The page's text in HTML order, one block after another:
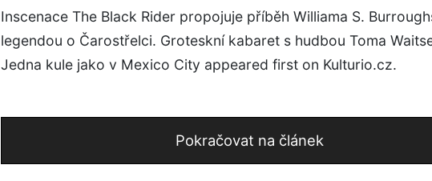
Inscenace The Black Rider propojuje příběh Williama S.
legendou o Čarostřelci. Groteskní kabaret s hudbou Toma
Jedna kule jako v Mexico City appeared first on Kulturio.cz.
Pokračovat na článek